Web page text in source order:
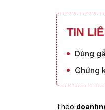
TIN
Dùng
Chứng
Theo